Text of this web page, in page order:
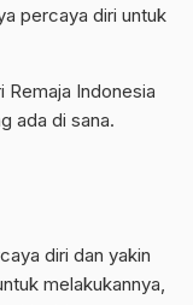
percaya diri untuk
Remaja Indonesia
ada di sana.
diri dan yakin
melakukannya,